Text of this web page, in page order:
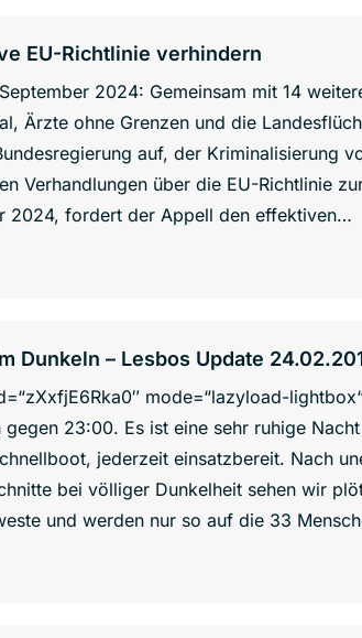
EU-Richtlinie verhindern
2024: Gemeinsam mit 14
Ärzte ohne Grenzen und die
auf, der Kriminalisierung
Verhandlungen über die EU-Richtlinie
2024, fordert der Appell den effektiven…
Dunkeln – Lesbos Update
mode=“lazyload-
gegen 23:00. Es ist eine sehr ruhige
jederzeit einsatzbereit. Nach
bei völliger Dunkelheit sehen wir
und werden nur so auf die 33